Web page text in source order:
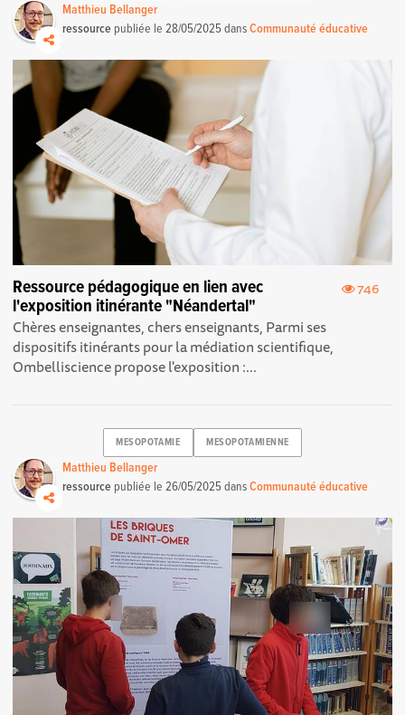
Matthieu Bellanger
ressource publiée le28/05/2025dansCommunauté éducative
746
Ressource pédagogique en lien avec
l'exposition itinérante "Néandertal"
Chères enseignantes, chers enseignants, Parmi ses
dispositifs itinérants pour la médiation scientifique,
Ombelliscience propose l'exposition :...
MESOPOTAMIE MESOPOTAMIENNE
Matthieu Bellanger
ressource publiée le26/05/2025dansCommunauté éducative